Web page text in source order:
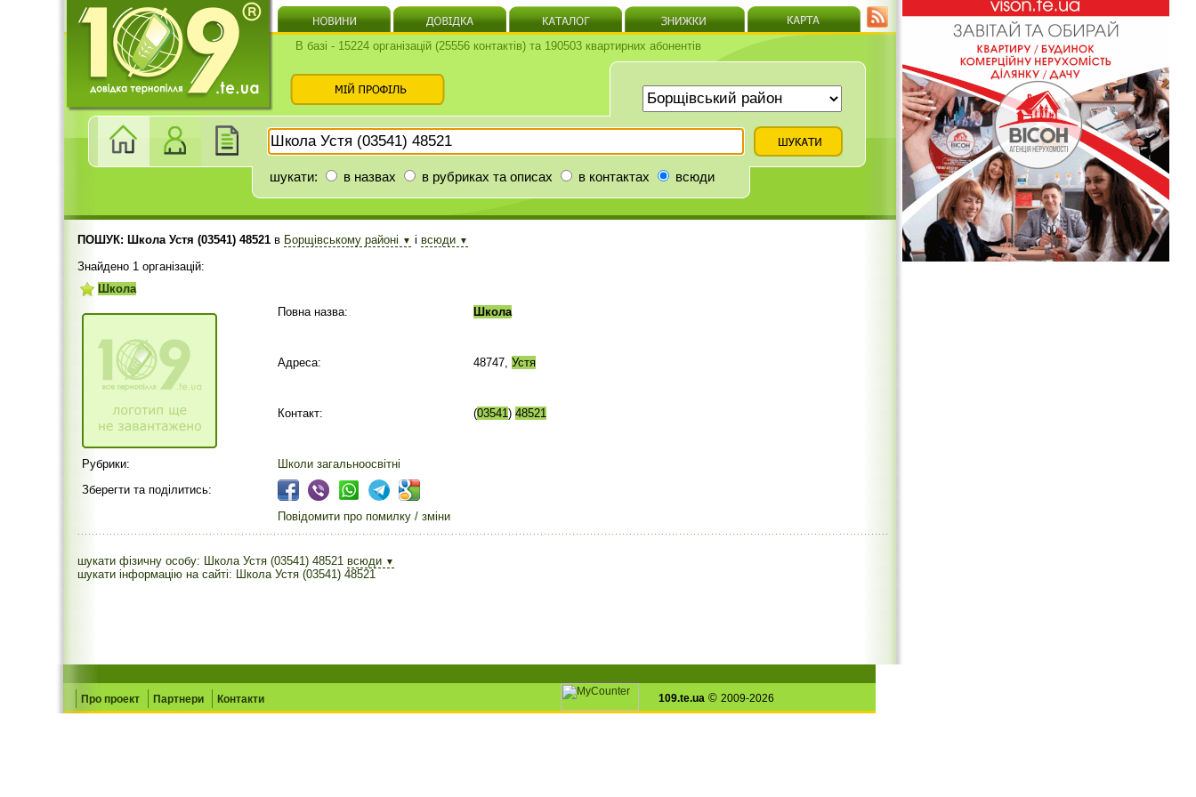
В базі - 15224 організацій (25556 контактів) та 190503 квартирних абонентів
шукати: в назвах в рубриках та описах в контактах всюди
ПОШУК: Школа Устя (03541) 48521 в Борщівському районі ▼ і всюди ▼
Знайдено 1 організацій:
Школа
Повна назва:
Школа
Адреса: 48747, Устя
Контакт: (03541) 48521
Рубрики:
Школи загальноосвітні
Зберегти та поділитись:
Повідомити про помилку / зміни
шукати фізичну особу: Школа Устя (03541) 48521 всюди ▼
шукати інформацію на сайті: Школа Устя (03541) 48521
Про проект Партнери Контакти 109.te.ua © 2009-2026